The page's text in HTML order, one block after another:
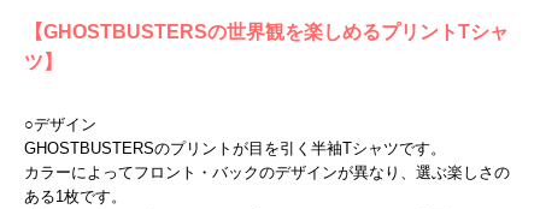
【GHOSTBUSTERSの世界観を楽しめるプリントTシャ
ツ】
○デザイン
GHOSTBUSTERSのプリントが目を引く半袖Tシャツです。
カラーによってフロント・バックのデザインが異なり、選ぶ楽しさの
ある1枚です。